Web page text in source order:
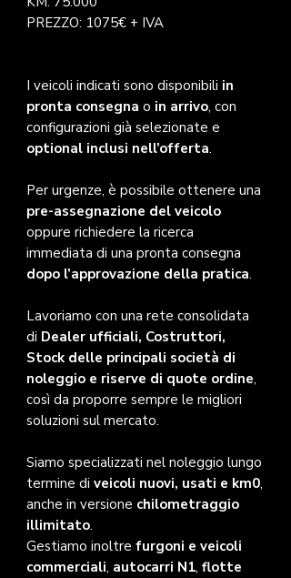
PREZZO: 1075€ + IVA
I veicoli indicati sono disponibili in
pronta consegna o in arrivo, con
configurazioni già selezionate e
optional inclusi nell’offerta.
Per urgenze, è possibile ottenere una
pre-assegnazione del veicolo
oppure richiedere la ricerca
immediata di una pronta consegna
dopo l’approvazione della pratica.
Lavoriamo con una rete consolidata
di Dealer ufficiali, Costruttori,
Stock delle principali società di
noleggio e riserve di quote ordine,
così da proporre sempre le migliori
soluzioni sul mercato.
Siamo specializzati nel noleggio lungo
termine di veicoli nuovi, usati e km0,
anche in versione chilometraggio
illimitato.
Gestiamo inoltre furgoni e veicoli
commerciali, autocarri N1, flotte